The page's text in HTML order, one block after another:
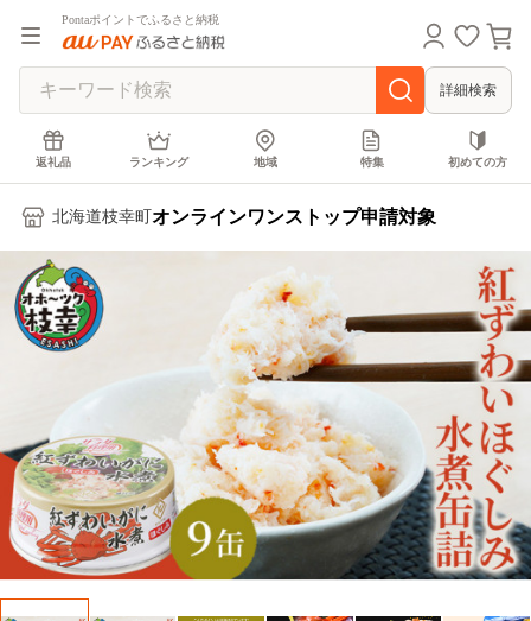
Pontaポイントでふるさと納税
詳細検索
返礼品 ランキング 地域 特集 初めての方
北海道枝幸町 オンラインワンストップ申請対象